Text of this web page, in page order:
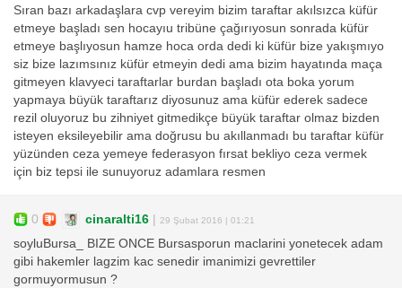
Sıran bazı arkadaşlara cvp vereyim bizim taraftar akılsızca küfür
etmeye başladı sen hocayıu tribüne çağırıyosun sonrada küfür
etmeye başlıyosun hamze hoca orda dedi ki küfür bize yakışmıyo
siz bize lazımsınız küfür etmeyin dedi ama bizim hayatında maça
gitmeyen klavyeci taraftarlar burdan başladı ota boka yorum
yapmaya büyük taraftarız diyosunuz ama küfür ederek sadece
rezil oluyoruz bu zihniyet gitmedikçe büyük taraftar olmaz bizden
isteyen eksileyebilir ama doğrusu bu akıllanmadı bu taraftar küfür
yüzünden ceza yemeye federasyon fırsat bekliyo ceza vermek
için biz tepsi ile sunuyoruz adamlara resmen
0 cinaralti16 29 Şubat 2016 | 01:21
soyluBursa_ BIZE ONCE Bursasporun maclarini yonetecek adam
gibi hakemler lagzim kac senedir imanimizi gevrettiler
gormuyormusun ?